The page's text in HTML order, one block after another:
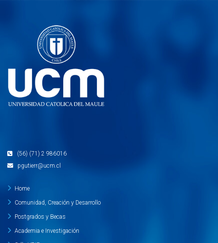
(56) (71) 2 986016
pgutierr@ucm.cl
Home
Comunidad, Creación y Desarrollo
Postgrados y Becas
Academia e Investigación